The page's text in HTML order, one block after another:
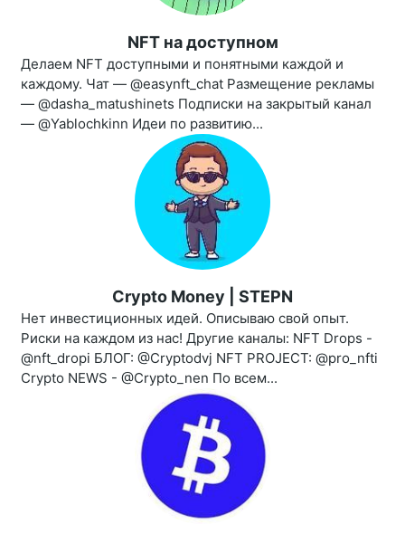
NFT на доступном
Делаем NFT доступными и понятными каждой и
каждому. Чат — @easynft_chat Размещение рекламы
— @dasha_matushinets Подписки на закрытый канал
— @Yablochkinn Идеи по развитию...
Crypto Money | STEPN
Нет инвестиционных идей. Описываю свой опыт.
Риски на каждом из нас! Другие каналы: NFT Drops -
@nft_dropi БЛОГ: @Cryptodvj NFT PROJECT: @pro_nfti
Crypto NEWS - @Crypto_nen По всем...